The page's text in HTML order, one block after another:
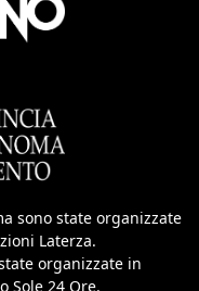
sono state organizzate
Laterza.
organizzate in
Sole 24 Ore.